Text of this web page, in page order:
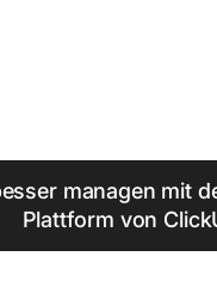
managen mit
Plattform von